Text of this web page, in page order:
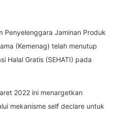
Penyelenggara Jaminan Produk
(Kemenag) telah menutup
Halal Gratis (SEHATI) pada
2022 ini menargetkan
mekanisme self declare untuk